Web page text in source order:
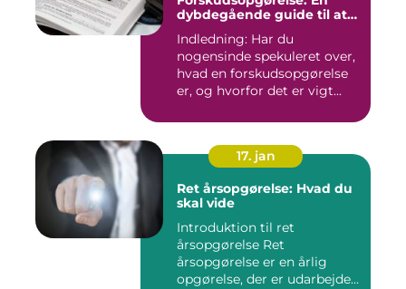
dybdegående guide til at
skatteansættelse
Indledning: Har du
nogensinde spekuleret over,
hvad en forskudsopgørelse
er, og hvorfor det er vigt...
17. jan
Ret årsopgørelse: Hvad du
skal vide
Introduktion til ret
årsopgørelse Ret
årsopgørelse er en årlig
opgørelse, der er udarbejdet